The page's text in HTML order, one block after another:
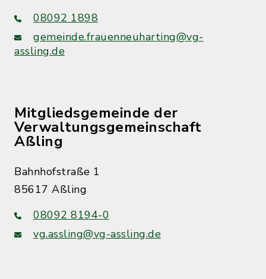
08092 1898
gemeinde.frauenneuharting@vg-
assling.de
Mitgliedsgemeinde der
Verwaltungsgemeinschaft
Aßling
Bahnhofstraße 1
85617 Aßling
08092 8194-0
vg.assling@vg-assling.de